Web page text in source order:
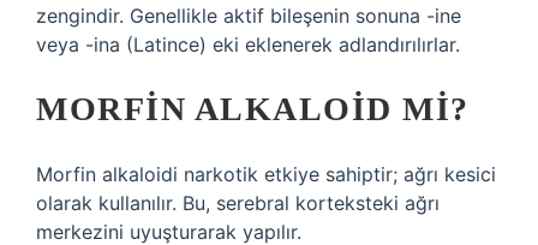
zengindir. Genellikle aktif bileşenin sonuna -ine
veya -ina (Latince) eki eklenerek adlandırılırlar.
MORFIN ALKALOID MI?
Morfin alkaloidi narkotik etkiye sahiptir; ağrı kesici
olarak kullanılır. Bu, serebral korteksteki ağrı
merkezini uyuşturarak yapılır.